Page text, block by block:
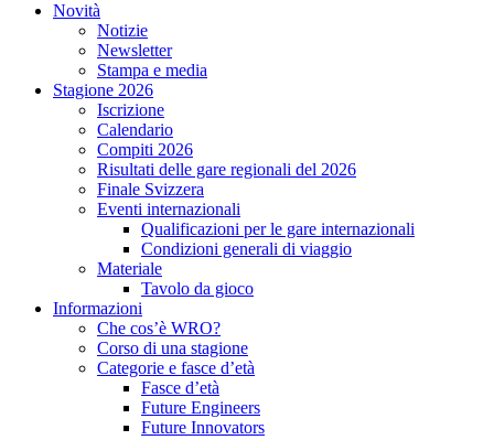
Novità
Notizie
Newsletter
Stampa e media
Stagione 2026
Iscrizione
Calendario
Compiti 2026
Risultati delle gare regionali del 2026
Finale Svizzera
Eventi internazionali
Qualificazioni per le gare internazionali
Condizioni generali di viaggio
Materiale
Tavolo da gioco
Informazioni
Che cos’è WRO?
Corso di una stagione
Categorie e fasce d’età
Fasce d’età
Future Engineers
Future Innovators